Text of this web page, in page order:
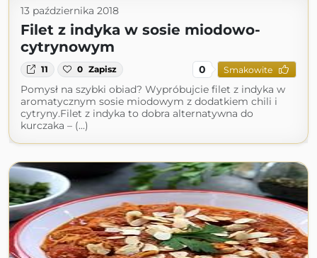
13 października 2018
Filet z indyka w sosie miodowo-
cytrynowym
11 0 Zapisz 0 Smakowite
Pomysł na szybki obiad? Wypróbujcie filet z indyka w
aromatycznym sosie miodowym z dodatkiem chili i
cytryny.Filet z indyka to dobra alternatywna do
kurczaka – (...)